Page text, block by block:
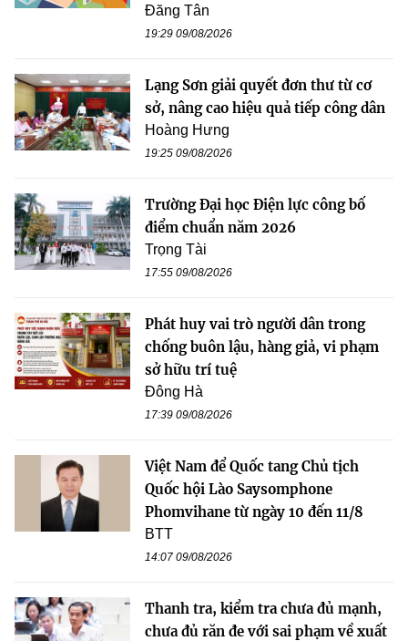
Đăng Tân
19:29 09/08/2026
Lạng Sơn giải quyết đơn thư từ cơ
sở, nâng cao hiệu quả tiếp công dân
Hoàng Hưng
19:25 09/08/2026
Trường Đại học Điện lực công bố
điểm chuẩn năm 2026
Trọng Tài
17:55 09/08/2026
Phát huy vai trò người dân trong
chống buôn lậu, hàng giả, vi phạm
sở hữu trí tuệ
Đông Hà
17:39 09/08/2026
Việt Nam để Quốc tang Chủ tịch
Quốc hội Lào Saysomphone
Phomvihane từ ngày 10 đến 11/8
BTT
14:07 09/08/2026
Thanh tra, kiểm tra chưa đủ mạnh,
chưa đủ răn đe với sai phạm về xuất